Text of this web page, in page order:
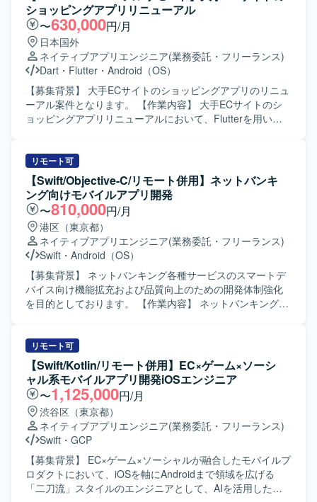
きます。 【求める人物像】 チーム開発を前提に円滑なコミ
ュニケーションが取れ、自ら課題を発見し改善提案ができ
る方を求めています。既存の設計やテスト方針を尊重しつ
つ、より良いアーキテクチャや開発プロセスを意識して取
り組める方が望ましいです。 【ポジションの魅力】 コンシ
ューマ向け婚活アプリの開発に携わることで、多くのユー
ザーに影響力のあるサービス開発経験を積むことができま
す。既存プロダクトのエンハンス開発を通じて、アーキテ
クチャ設計や自動テストの実装など、モダンなAndroid開発
用いたチーム開発を行います。アーキテクチャはClean
Architectureを意識した構成となっている想定です。
ショッピングアプリリニューアル
〜630,000円/月
日本国外
ネイティブアプリエンジニア(業務委託・フリーランス)
Dart ・ Flutter ・ Android（OS）
【募集背景】 大手ECサイトのショッピングアプリのリニュ
ーアル案件となります。 【作業内容】 大手ECサイトのシ
ョッピングアプリリニューアルにおいて、Flutterを用いた
や機能改修、品質向上に向けた開発業務を行っていただき
ます。 【求める人物像】 モバイルアプリのユーザー体験向
上に関心を持ち、デザインシステムを理解したうえで主体
的に開発を進めていただける方を求めています。 【ポジシ
ョンの魅力】 大規模なECサービスのスマートフォンアプリ
開発に携わることで、Flutterを活用したクロスプラットフ
ォーム開発やデザインシステム活用の実践経験を積むこと
ができます。 【開発環境】 Flutterを用いたスマートフォン
アプリ開発環境となります。
リモート可
【Swift/Objective-C/リモート併用】ネットバンキ
ング向けモバイルアプリ開発
〜810,000円/月
港区（東京都）
ネイティブアプリエンジニア(業務委託・フリーランス)
Swift ・ Android（OS）
【募集背景】 ネットバンキング各種サービスのスマートデ
バイス向け機能拡充および品質向上のための開発体制強化
を目的としております。 【作業内容】 ネットバンキング各
装、テストまで一連の工程をご担当いただきます。また、
開発に関連する各種ドキュメントの作成も実施いただきま
す。 【求める人物像】 モバイルアプリ開発において主体的
に設計から実装、テストまで対応できる方を求めておりま
す。関係者とコミュニケーションを取りながら、品質とユ
ーザビリティを意識した開発ができる方を歓迎いたしま
す。 【ポジションの魅力】 金融系ネットバンキングサービ
スの開発に関わることで、大規模なユーザーを持つサービ
スのモバイルアプリ開発経験を積むことができます。
iOS/Androidいずれかの専門性を活かしつつ、金融ドメイン
の知見も深めていただけます。 【開発環境】 iOS/Android
リモート可
【Swift/Kotlin/リモート併用】EC×ゲーム×ソーシ
ャル系モバイルアプリ開発iOSエンジニア
〜1,125,000円/月
渋谷区（東京都）
ネイティブアプリエンジニア(業務委託・フリーランス)
Swift ・ GCP
【募集背景】 EC×ゲーム×ソーシャルが融合したモバイルプ
ロダクトにおいて、iOSを軸にAndroidまで領域を広げる
「二刀流」スタイルのエンジニアとして、AIを活用した開